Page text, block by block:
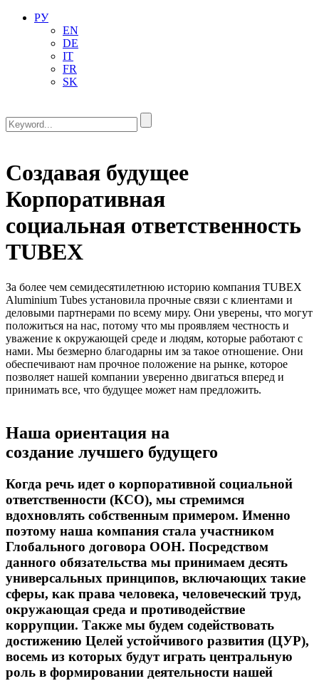
РУ
EN
DE
IT
FR
SK
Создавая будущее
Корпоративная
социальная ответственность
TUBEX
За более чем семидесятилетнюю историю компания TUBEX
Aluminium Tubes установила прочные связи с клиентами и
деловыми партнерами по всему миру. Они уверены, что могут
положиться на нас, потому что мы проявляем честность и
уважение к окружающей среде и людям, которые работают с
нами. Мы безмерно благодарны им за такое отношение. Они
обеспечивают нам прочное положение на рынке, которое
позволяет нашей компании уверенно двигаться вперед и
принимать все, что будущее может нам предложить.
Наша ориентация на
создание лучшего будущего
Когда речь идет о корпоративной социальной
ответственности (КСО), мы стремимся
вдохновлять собственным примером. Именно
поэтому наша компания стала участником
Глобального договора ООН. Посредством
данного обязательства мы принимаем десять
универсальных принципов, включающих такие
сферы, как права человека, человеческий труд,
окружающая среда и противодействие
коррупции. Также мы будем содействовать
достижению Целей устойчивого развития (ЦУР),
восемь из которых будут играть центральную
роль в формировании деятельности нашей